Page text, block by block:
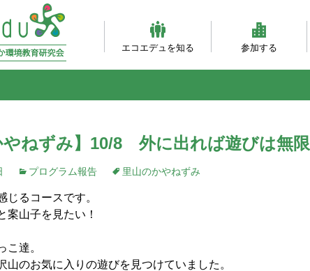
エコエデュを知る
参加する
やねずみ】10/8 外に出れば遊びは無限
プログラム報告 里山のかやねずみ
じるコースです。
案山子を見たい！
こ達。
山のお気に入りの遊びを見つけていました。